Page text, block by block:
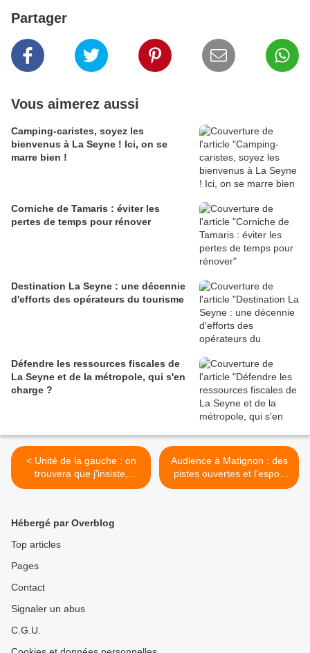
Partager
Vous aimerez aussi
Camping-caristes, soyez les
bienvenus à La Seyne ! Ici, on se
marre bien !
Corniche de Tamaris : éviter les
pertes de temps pour rénover
Destination La Seyne : une décennie
d'efforts des opérateurs du tourisme
Défendre les ressources fiscales de
La Seyne et de la métropole, qui s'en
charge ?
< Unité de la gauche : on
trouvera que j'insiste,
mais...
Audience à Matignon : des
pistes ouvertes et l'espoir
d'actes à venir >
Hébergé par Overblog
Top articles
Pages
Contact
Signaler un abus
C.G.U.